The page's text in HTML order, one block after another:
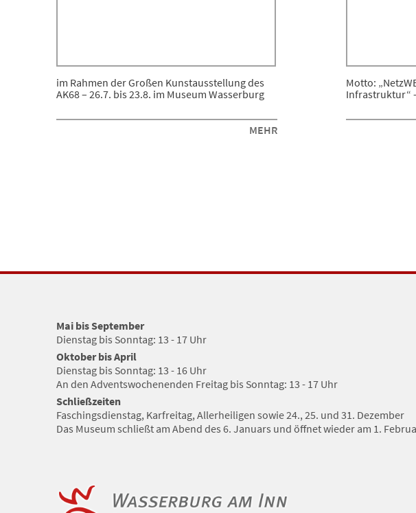
im Rahmen der Großen Kunstausstellung des
AK68 – 26.7. bis 23.8. im Museum Wasserburg
MEHR
Motto:
Infrastruktur“
Mai bis September
Dienstag bis Sonntag: 13 - 17 Uhr
Oktober bis April
Dienstag bis Sonntag: 13 - 16 Uhr
An den Adventswochenenden Freitag bis Sonntag: 13 - 17 Uhr
Schließzeiten
Faschingsdienstag, Karfreitag, Allerheiligen sowie 24., 25. und 31. Dezember
Das Museum schließt am Abend des 6. Januars und öffnet wieder am 1.